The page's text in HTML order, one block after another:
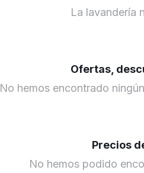
La lavandería
Ofertas,
No hemos encontrado
Precios
No hemos podido